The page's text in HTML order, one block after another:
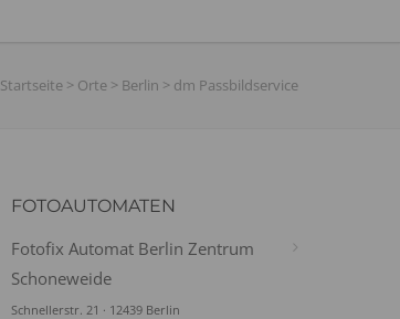
Startseite > Orte > Berlin > dm Passbildservice
FOTOAUTOMATEN
Fotofix Automat Berlin Zentrum
Schoneweide
Schnellerstr. 21 · 12439 Berlin